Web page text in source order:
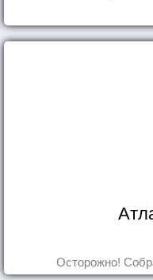
Осторожно!